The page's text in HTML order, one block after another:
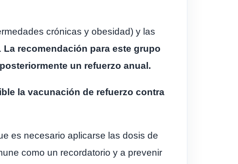
crónicas y obesidad) y las
La recomendación para este grupo
un refuerzo anual.
la vacunación de refuerzo contra
es necesario aplicarse las dosis de
como un recordatorio y a prevenir